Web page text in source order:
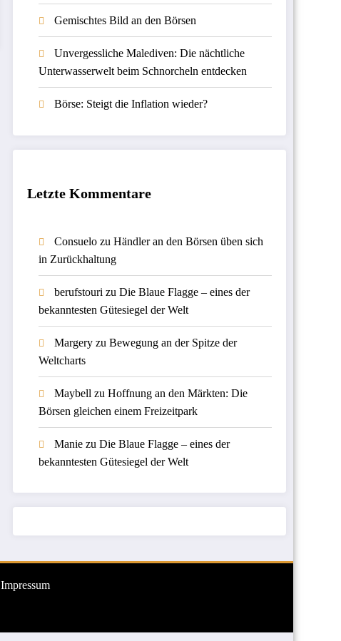
Gemischtes Bild an den Börsen
Unvergessliche Malediven: Die nächtliche
Unterwasserwelt beim Schnorcheln entdecken
Börse: Steigt die Inflation wieder?
Letzte Kommentare
Consuelozu Händler an den Börsen üben sich
in Zurückhaltung
berufstouri zu Die Blaue Flagge – eines der
bekanntesten Gütesiegel der Welt
Margeryzu Bewegung an der Spitze der
Weltcharts
Maybell zu Hoffnung an den Märkten: Die
Börsen gleichen einem Freizeitpark
Maniezu Die Blaue Flagge – eines der
bekanntesten Gütesiegel der Welt
Impressum